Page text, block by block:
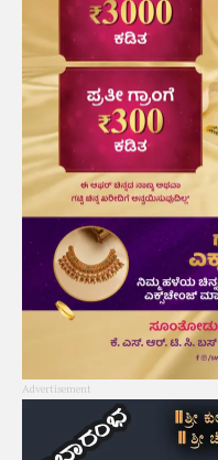
Advertisement